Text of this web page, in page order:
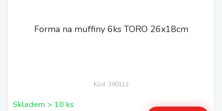
Forma na muffiny 6ks TORO 26x18cm
Kód: 390112
Skladem > 10 ks